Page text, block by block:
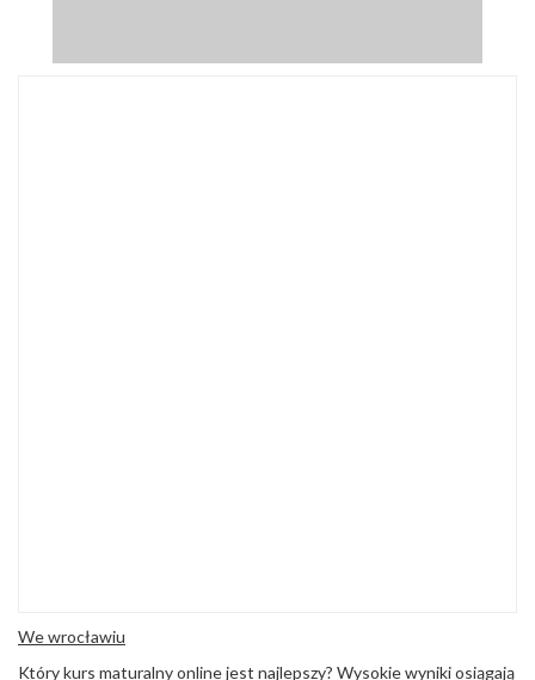
We wrocławiu
Którykurs maturalny onlinejest najlepszy? Wysokie wyniki osiągają